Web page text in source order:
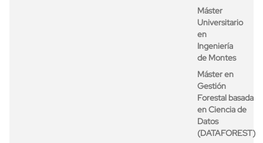
Máster
Universitario
en
Ingeniería
de Montes
Máster en
Gestión
Forestal basada
en Ciencia de
Datos
(DATAFOREST)